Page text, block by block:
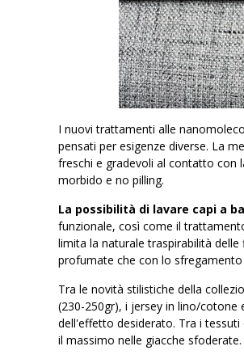
I nuovi trattamenti alle
pensati per esigenze diverse. La
freschi e gradevoli al contatto con
morbido e no pilling.
La possibilità di lavare capi a
funzionale, così come il
limita la naturale traspirabilità
profumate che con lo
Tra le novità stilistiche della
(230-250gr), i jersey in lino/
dell'effetto desiderato. Tra i
il massimo nelle giacche sfoderate.